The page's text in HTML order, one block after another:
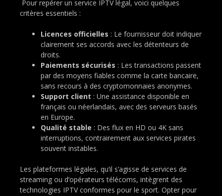
Pour repérer un service IPTV légal, voici quelques
critères essentiels :
Licences officielles : Le fournisseur doit indiquer
clairement ses accords avec les détenteurs de
droits.
Paiements sécurisés : Les transactions passent
par des moyens fiables comme la carte bancaire,
sans recours à des cryptomonnaies anonymes.
Support client : Une assistance disponible en
français ou néerlandais, avec des serveurs basés
en Europe.
Qualité stable : Des flux en HD ou 4K sans
interruptions, contrairement aux services pirates
souvent instables.
Les plateformes légales, qu’il s’agisse de services de
streaming ou d’opérateurs télécoms, intègrent des
technologies IPTV conformes pour le sport. Opter pour